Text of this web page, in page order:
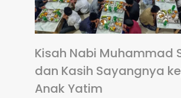
Kisah Nabi Muhammad
dan Kasih Sayangnya
Anak Yatim